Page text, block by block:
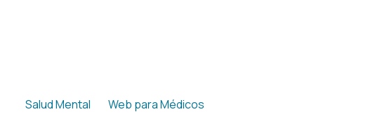
▼
Salud Mental ▼
Web para Médicos